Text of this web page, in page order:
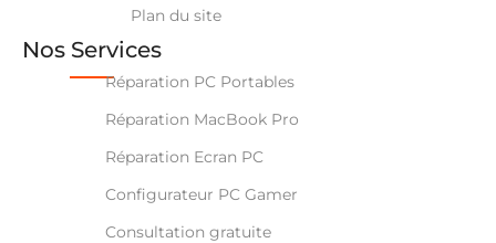
Plan du site
Nos Services
Réparation PC Portables
Réparation MacBook Pro
Réparation Ecran PC
Configurateur PC Gamer
Consultation gratuite